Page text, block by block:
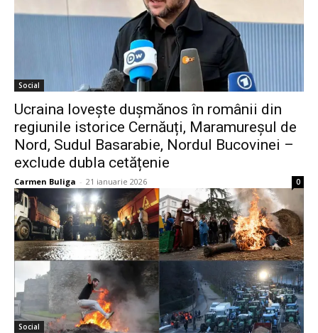
Social
Ucraina lovește dușmănos în românii din
regiunile istorice Cernăuți, Maramureșul de
Nord, Sudul Basarabie, Nordul Bucovinei –
exclude dubla cetățenie
Carmen Buliga - 21 ianuarie 2026 0
Social